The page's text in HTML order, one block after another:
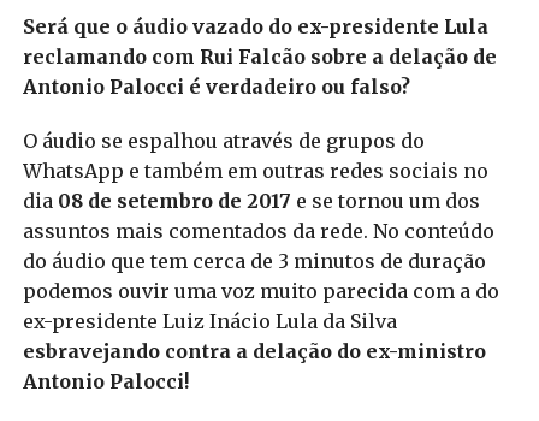
Será que o áudio vazado do ex-presidente Lula
reclamando com Rui Falcão sobre a delação de
Antonio Palocci é verdadeiro ou falso?
O áudio se espalhou através de grupos do
WhatsApp e também em outras redes sociais no
dia 08 de setembro de 2017 e se tornou um dos
assuntos mais comentados da rede. No conteúdo
do áudio que tem cerca de 3 minutos de duração
podemos ouvir uma voz muito parecida com a do
ex-presidente Luiz Inácio Lula da Silva
esbravejando contra a delação do ex-ministro
Antonio Palocci!